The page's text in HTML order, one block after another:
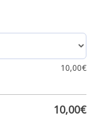
10,00€
10,00€